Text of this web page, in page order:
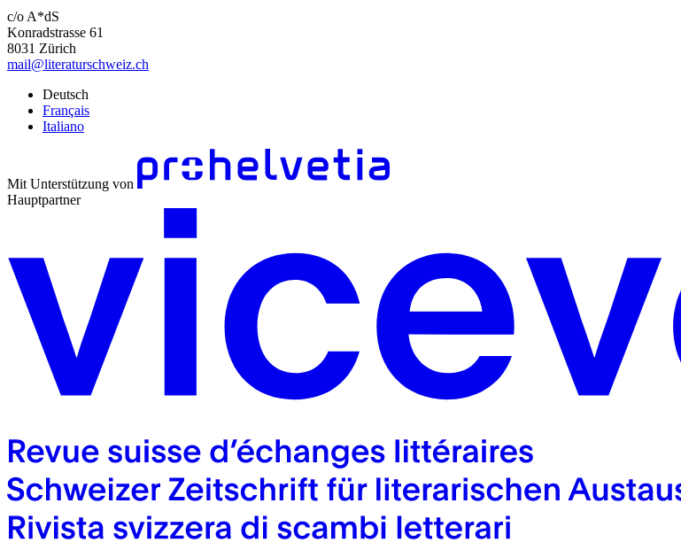
c/o A*dS
Konradstrasse 61
8031 Zürich
mail@literaturschweiz.ch
Deutsch
Français
Italiano
Mit Unterstützung von
Hauptpartner